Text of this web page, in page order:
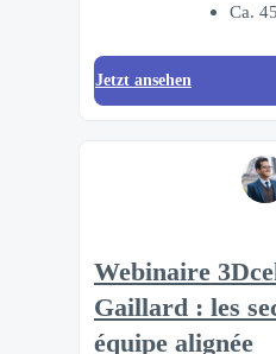
Ca.
Jetzt ansehen
Webinaire
Gaillard : les
équipe alignée